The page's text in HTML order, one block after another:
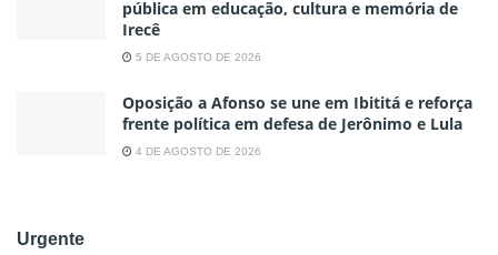
pública em educação, cultura e memória de
Irecê
5 DE AGOSTO DE 2026
Oposição a Afonso se une em Ibititá e reforça
frente política em defesa de Jerônimo e Lula
4 DE AGOSTO DE 2026
Urgente